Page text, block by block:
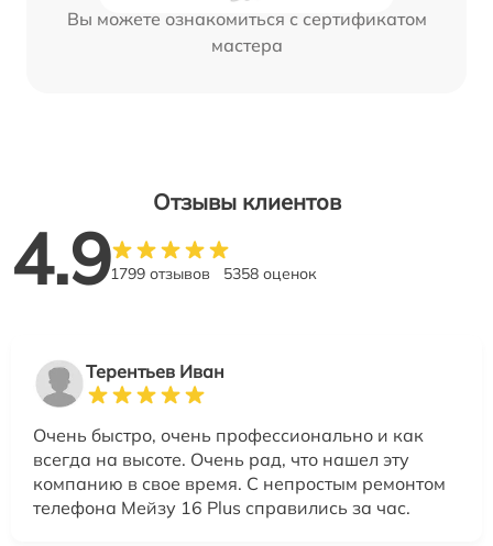
Вы можете ознакомиться с сертификатом
мастера
Отзывы клиентов
4.91799 отзывов 5358 оценок
Терентьев Иван
Очень быстро, очень профессионально и как
всегда на высоте. Очень рад, что нашел эту
компанию в свое время. С непростым ремонтом
телефона Мейзу 16 Plus справились за час.